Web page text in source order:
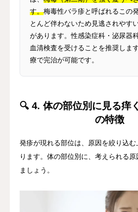
す。梅毒性バラ疹と呼ばれるこの
とんど伴わないため見逃されやす
があります。性感染症科・泌尿器
血清検査を受けることを推奨しま
療で完治が可能です。
🔍 4. 体の部位別に見る痒
の特徴
発疹が現れる部位は、原因を絞り込
ります。体の部位別に、考えられる
ましょう。